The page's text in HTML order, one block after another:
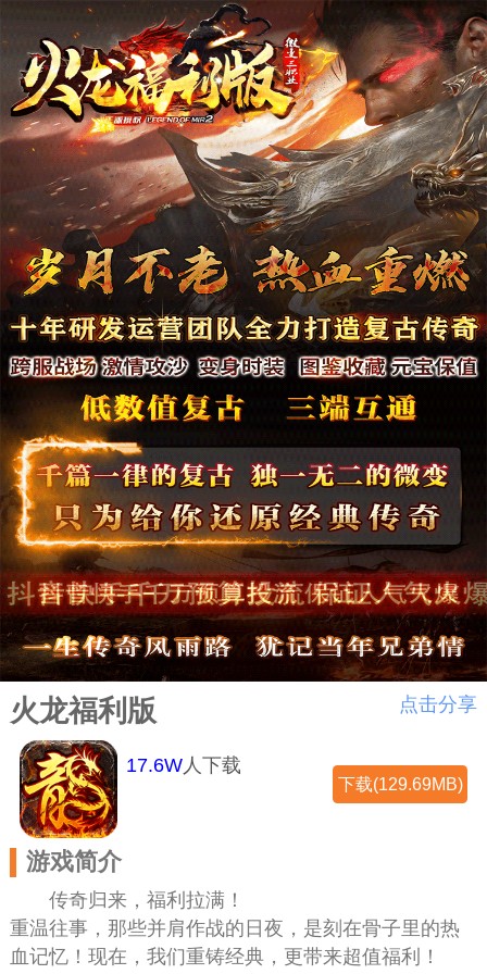
火龙福利版 点击分享
17.6W人下载
下载(129.69MB)
游戏简介
传奇归来，福利拉满！
重温往事，那些并肩作战的日夜，是刻在骨子里的热
血记忆！现在，我们重铸经典，更带来超值福利！